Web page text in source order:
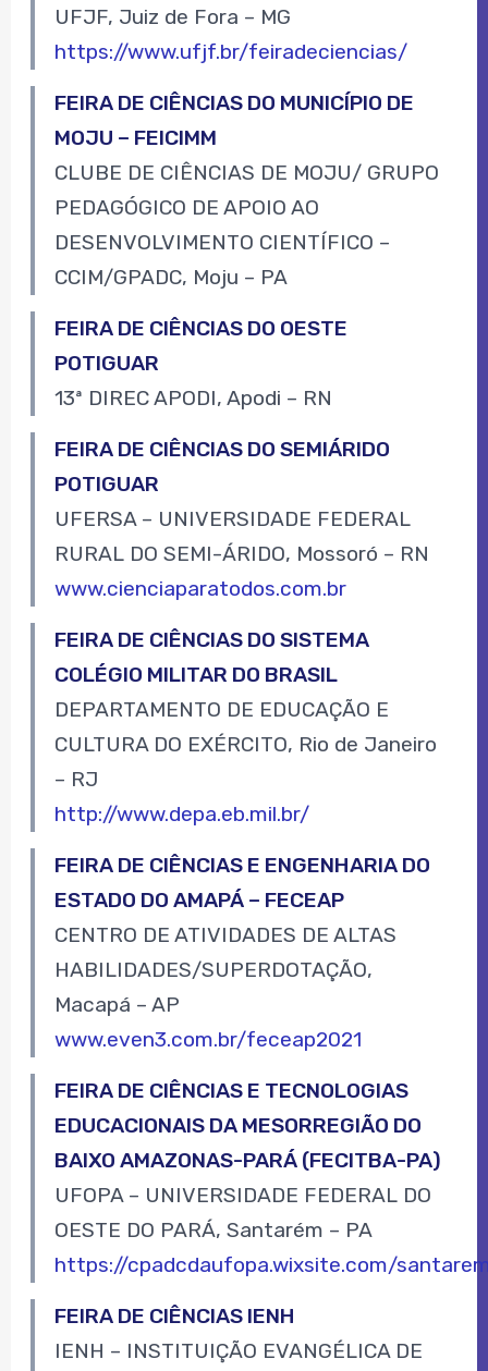
UFJF, Juiz de Fora – MG
https://www.ufjf.br/feiradeciencias/
FEIRA DE CIÊNCIAS DO MUNICÍPIO DE
MOJU – FEICIMM
CLUBE DE CIÊNCIAS DE MOJU/ GRUPO
PEDAGÓGICO DE APOIO AO
DESENVOLVIMENTO CIENTÍFICO –
CCIM/GPADC, Moju – PA
FEIRA DE CIÊNCIAS DO OESTE
POTIGUAR
13ª DIREC APODI, Apodi – RN
FEIRA DE CIÊNCIAS DO SEMIÁRIDO
POTIGUAR
UFERSA – UNIVERSIDADE FEDERAL
RURAL DO SEMI-ÁRIDO, Mossoró – RN
www.cienciaparatodos.com.br
FEIRA DE CIÊNCIAS DO SISTEMA
COLÉGIO MILITAR DO BRASIL
DEPARTAMENTO DE EDUCAÇÃO E
CULTURA DO EXÉRCITO, Rio de Janeiro
– RJ
http://www.depa.eb.mil.br/
FEIRA DE CIÊNCIAS E ENGENHARIA DO
ESTADO DO AMAPÁ – FECEAP
CENTRO DE ATIVIDADES DE ALTAS
HABILIDADES/SUPERDOTAÇÃO,
Macapá – AP
www.even3.com.br/feceap2021
FEIRA DE CIÊNCIAS E TECNOLOGIAS
EDUCACIONAIS DA MESORREGIÃO DO
BAIXO AMAZONAS-PARÁ (FECITBA-PA)
UFOPA – UNIVERSIDADE FEDERAL DO
OESTE DO PARÁ, Santarém – PA
https://cpadcdaufopa.wixsite.com/
FEIRA DE CIÊNCIAS IENH
IENH – INSTITUIÇÃO EVANGÉLICA DE